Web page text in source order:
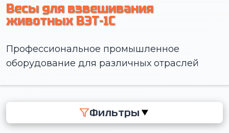
Весы для взвешивания
животных ВЭТ-1С
Профессиональное промышленное
оборудование для различных отраслей
Фильтры ▼